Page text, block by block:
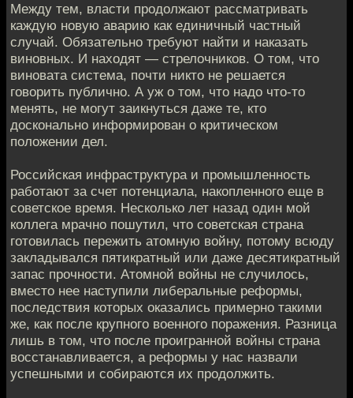
Между тем, власти продолжают рассматривать
каждую новую аварию как единичный частный
случай. Обязательно требуют найти и наказать
виновных. И находят — стрелочников. О том, что
виновата система, почти никто не решается
говорить публично. А уж о том, что надо что-то
менять, не могут заикнуться даже те, кто
досконально информирован о критическом
положении дел.
Российская инфраструктура и промышленность
работают за счет потенциала, накопленного еще в
советское время. Несколько лет назад один мой
коллега мрачно пошутил, что советская страна
готовилась пережить атомную войну, потому всюду
закладывался пятикратный или даже десятикратный
запас прочности. Атомной войны не случилось,
вместо нее наступили либеральные реформы,
последствия которых оказались примерно такими
же, как после крупного военного поражения. Разница
лишь в том, что после проигранной войны страна
восстанавливается, а реформы у нас назвали
успешными и собираются их продолжить.